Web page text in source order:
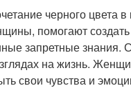
черного цвета
помогают
запретные
на жизнь.
свои чувства и